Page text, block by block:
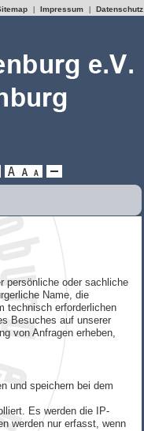
Impressum Datenschutz
persönliche oder sachliche
Name, die
technisch erforderlichen
Besuches auf unserer
von Anfragen erheben,
und speichern bei dem
Es werden die IP-
werden nur erfasst, wenn